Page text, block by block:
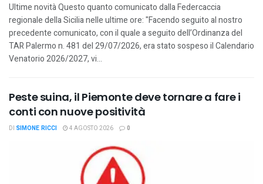
Ultime novità Questo quanto comunicato dalla Federcaccia
regionale della Sicilia nelle ultime ore: "Facendo seguito al nostro
precedente comunicato, con il quale a seguito dell’Ordinanza del
TAR Palermo n. 481 del 29/07/2026, era stato sospeso il Calendario
Venatorio 2026/2027, vi...
Peste suina, il Piemonte deve tornare a fare i
conti con nuove positività
DI SIMONE RICCI 4 AGOSTO 2026 0